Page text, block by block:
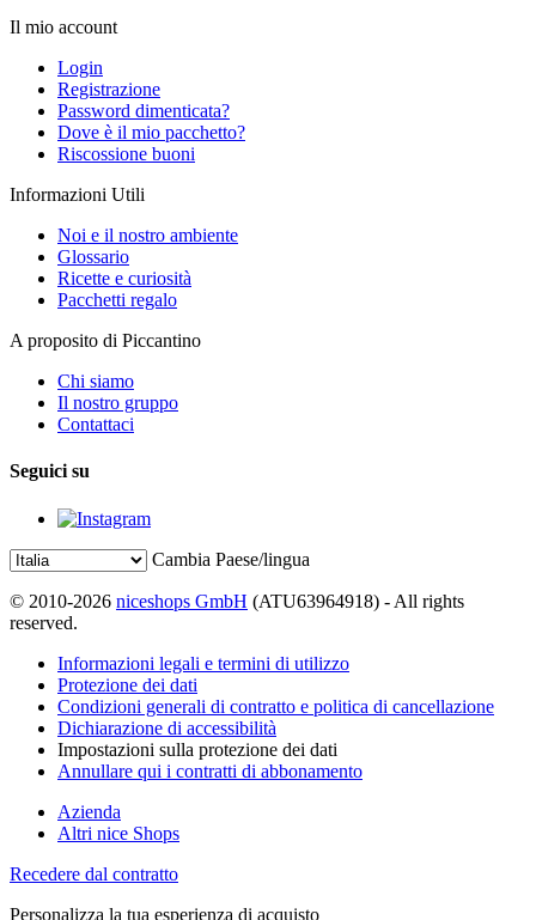
Il mio account
Login
Registrazione
Password dimenticata?
Dove è il mio pacchetto?
Riscossione buoni
Informazioni Utili
Noi e il nostro ambiente
Glossario
Ricette e curiosità
Pacchetti regalo
A proposito di Piccantino
Chi siamo
Il nostro gruppo
Contattaci
Seguici su
Cambia Paese/lingua
© 2010-2026 niceshops GmbH (ATU63964918) - All rights
reserved.
Informazioni legali e termini di utilizzo
Protezione dei dati
Condizioni generali di contratto e politica di cancellazione
Dichiarazione di accessibilità
Impostazioni sulla protezione dei dati
Annullare qui i contratti di abbonamento
Azienda
Altri nice Shops
Recedere dal contratto
Personalizza la tua esperienza di acquisto